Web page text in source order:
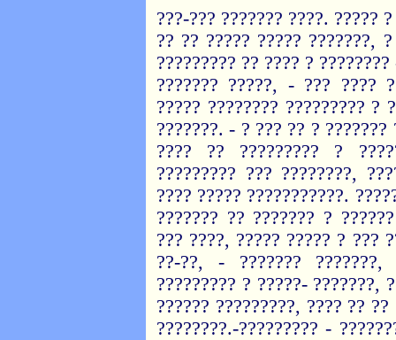
???-??? ??????? ????. ?????
?? ?? ????? ????? ???????,
????????? ?? ???? ?
??????? ?????, - ??? ????
????? ???????? ????????? ?
???????. - ? ??? ?? ? ???????
???? ?? ????????? ?
????????? ??? ????????,
???? ????? ???????????.
??????? ?? ??????? ?
??? ????, ????? ????? ? ???
??-??, - ???????
????????? ? ?????- ???????,
?????? ?????????, ???? ??
????????.-????????? -